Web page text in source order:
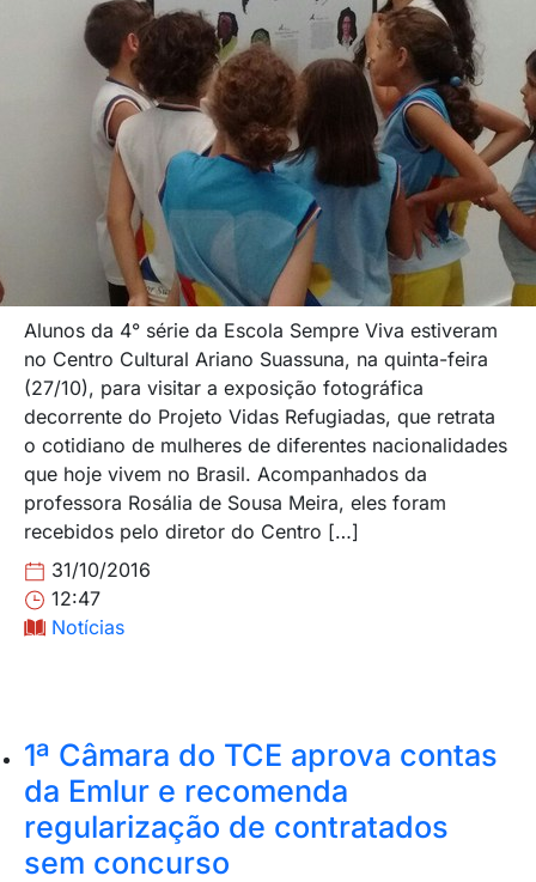
Alunos da 4° série da Escola Sempre Viva estiveram
no Centro Cultural Ariano Suassuna, na quinta-feira
(27/10), para visitar a exposição fotográfica
decorrente do Projeto Vidas Refugiadas, que retrata
o cotidiano de mulheres de diferentes nacionalidades
que hoje vivem no Brasil. Acompanhados da
professora Rosália de Sousa Meira, eles foram
recebidos pelo diretor do Centro […]
31/10/2016
12:47
Notícias
1ª Câmara do TCE aprova contas
da Emlur e recomenda
regularização de contratados
sem concurso